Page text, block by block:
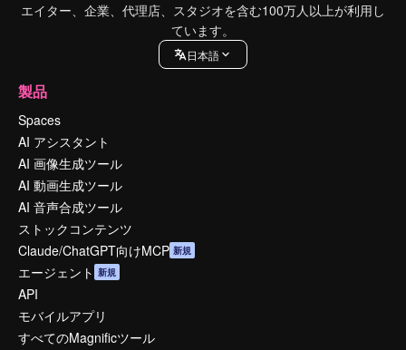
エイター、企業、代理店、スタジオを含む100万人以上が利用し
ています。
日本語
製品
Spaces
AI アシスタント
AI 画像生成ツール
AI 動画生成ツール
AI 音声合成ツール
ストックコンテンツ
Claude/ChatGPT向けMCP 新規
エージェント 新規
API
モバイルアプリ
すべてのMagnificツール